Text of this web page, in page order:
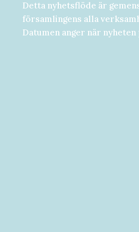
Detta nyhetsflöde är
församlingens alla
Datumen anger när